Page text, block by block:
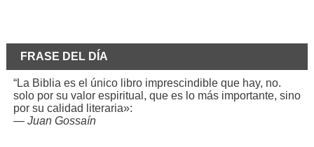
FRASE DEL DÍA
“La Biblia es el único libro imprescindible que hay, no.
solo por su valor espiritual, que es lo más importante, sino
por su calidad literaria»:
— Juan Gossaín